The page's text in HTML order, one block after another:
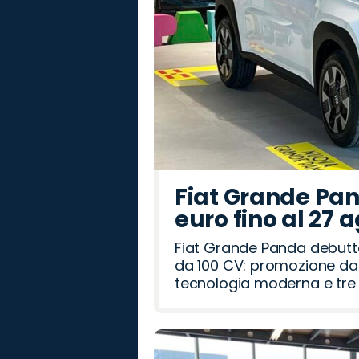
Fiat Grande
euro fino al 27
Fiat Grande Panda
da 100 CV: promozione
tecnologia moderna e